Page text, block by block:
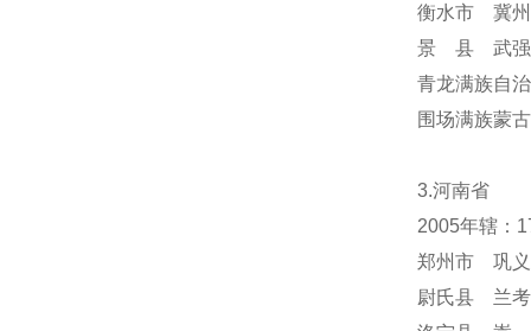
衡水市 冀
景 县 武强
青龙满族自
围场满族蒙
3.河南省
2005年辖：
郑州市 巩
尉氏县 兰